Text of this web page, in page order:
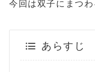
今回は双子にまつ
あらすじ